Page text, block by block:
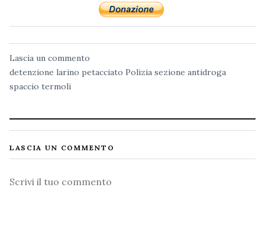
Lascia un commento
detenzione larino petacciato Polizia sezione antidroga
spaccio termoli
LASCIA UN COMMENTO
Commento